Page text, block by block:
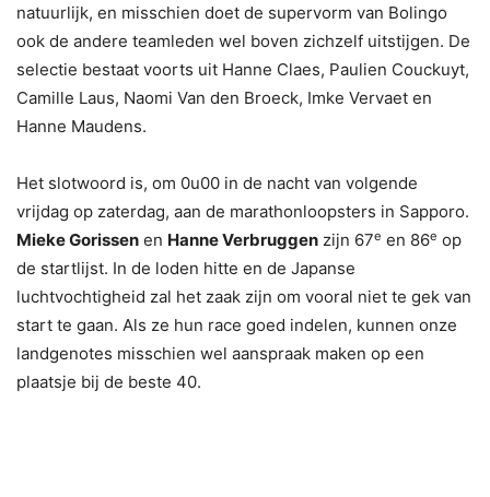
natuurlijk, en misschien doet de supervorm van Bolingo
ook de andere teamleden wel boven zichzelf uitstijgen. De
selectie bestaat voorts uit Hanne Claes, Paulien Couckuyt,
Camille Laus, Naomi Van den Broeck, Imke Vervaet en
Hanne Maudens.
Het slotwoord is, om 0u00 in de nacht van volgende
vrijdag op zaterdag, aan de marathonloopsters in Sapporo.
Mieke Gorissen en Hanne Verbruggen zijn 67e en 86e op
de startlijst. In de loden hitte en de Japanse
luchtvochtigheid zal het zaak zijn om vooral niet te gek van
start te gaan. Als ze hun race goed indelen, kunnen onze
landgenotes misschien wel aanspraak maken op een
plaatsje bij de beste 40.